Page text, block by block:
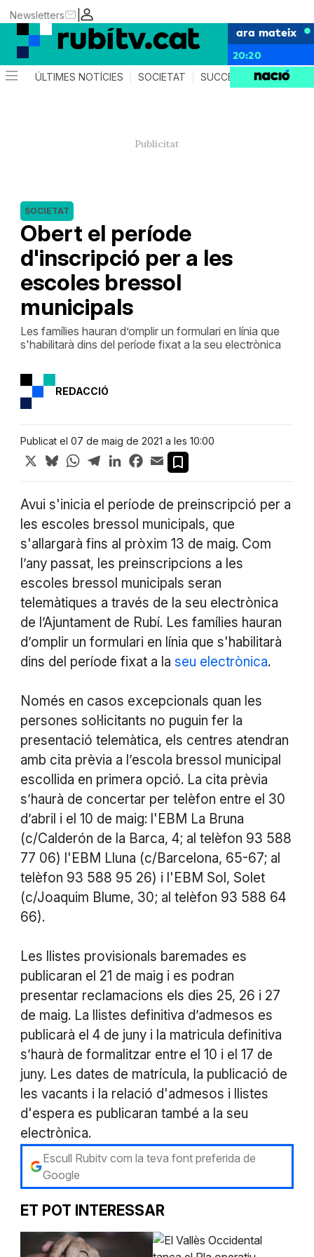
|
Newsletters
ara mateix
20:20
ÚLTIMES NOTÍCIES SOCIETAT SUCCESSOS
Obert el període
d'inscripció per a les
escoles bressol
municipals
SOCIETAT
Les famílies hauran d’omplir un formulari en línia que
s'habilitarà dins del període fixat a la seu electrònica
REDACCIÓ
Publicat el 07 de maig de 2021 a les 10:00
X BlueskyWhatsApp
TelegramLinkedInFacebook
Email
Avui s'inicia el període de preinscripció per a
les escoles bressol municipals, que
s'allargarà fins al pròxim 13 de maig. Com
l’any passat, les preinscripcions a les
escoles bressol municipals seran
telemàtiques a través de la seu electrònica
de l’Ajuntament de Rubí. Les famílies hauran
d’omplir un formulari en línia que s'habilitarà
dins del període fixat a la seu electrònica.
Només en casos excepcionals quan les
persones sol·licitants no puguin fer la
presentació telemàtica, els centres atendran
amb cita prèvia a l’escola bressol municipal
escollida en primera opció. La cita prèvia
s’haurà de concertar per telèfon entre el 30
d’abril i el 10 de maig: l'EBM La Bruna
(c/Calderón de la Barca, 4; al telèfon 93 588
77 06) l'EBM Lluna (c/Barcelona, 65-67; al
telèfon 93 588 95 26) i l'EBM Sol, Solet
(c/Joaquim Blume, 30; al telèfon 93 588 64
66).
Les llistes provisionals baremades es
publicaran el 21 de maig i es podran
presentar reclamacions els dies 25, 26 i 27
de maig. La llistes definitiva d’admesos es
publicarà el 4 de juny i la matricula definitiva
s’haurà de formalitzar entre el 10 i el 17 de
juny. Les dates de matrícula, la publicació de
les vacants i la relació d'admesos i llistes
d'espera es publicaran també a la seu
electrònica.
Escull Rubitv com la teva font preferida de
Google
ET POT INTERESSAR